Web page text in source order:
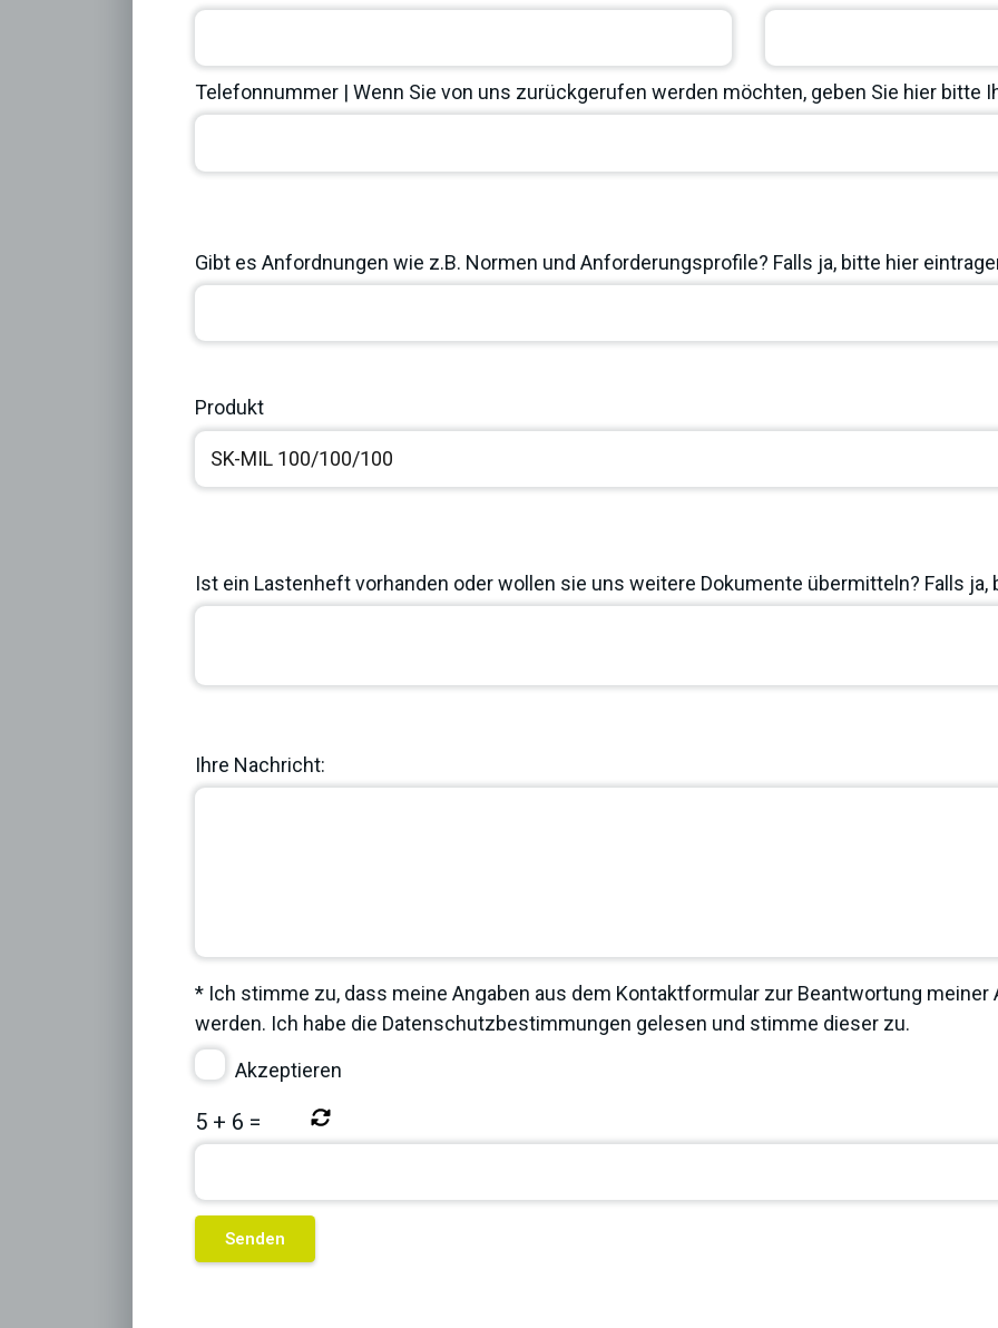
Telefonnummer | Wenn Sie von uns zurückgerufen werden möchten, geben Sie hier bitte
Gibt es Anfordnungen wie z.B. Normen und Anforderungsprofile? Falls ja, bitte hier
Produkt
Ist ein Lastenheft vorhanden oder wollen sie uns weitere Dokumente übermitteln? Falls ja,
Ihre Nachricht:
* Ich stimme zu, dass meine Angaben aus dem Kontaktformular zur Beantwortung meiner
werden. Ich habe die Datenschutzbestimmungen gelesen und stimme dieser zu.
Akzeptieren
5 + 6 =